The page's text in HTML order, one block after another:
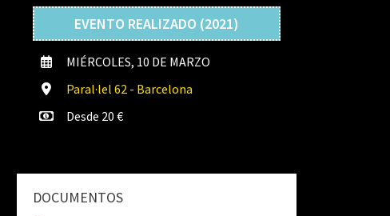
EVENTO REALIZADO (2021)
MIÉRCOLES, 10 DE MARZO
Paral·lel 62 - Barcelona
Desde 20 €
DOCUMENTOS